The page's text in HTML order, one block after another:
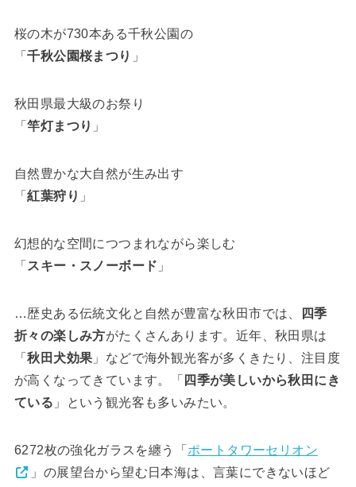
桜の木が730本ある千秋公園の
「千秋公園桜まつり 」
秋田県最大級のお祭り
「竿灯まつり 」
自然豊かな大自然が生み出す
「紅葉狩り 」
幻想的な空間につつまれながら楽しむ
「 スキー・スノーボード 」
…歴史ある伝統文化と自然が豊富な秋田市では、
四季
折々の楽しみ方がたくさんあります。近年、秋田県は
「秋田犬効果 」などで海外観光客が多くきたり、注目度
が高くなってきています。「 四季が美しいから秋田にき
ている 」という観光客も多いみたい。
6272枚の強化ガラスを纏う「 ポートタワーセリオン
」の展望台から望む日本海は、言葉にできないほど